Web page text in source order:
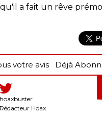
a fait un rêve
votre avis Déjà
hoaxbuster
Rédacteur Hoax